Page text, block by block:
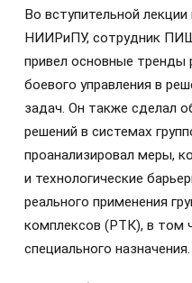
Во вступительной
НИИРиПУ, сотрудник
привел основные тренды
боевого управления в
задач. Он также сделал
решений в системах
проанализировал меры,
и технологические
реального применения
комплексов (РТК), в том
специального назначения.